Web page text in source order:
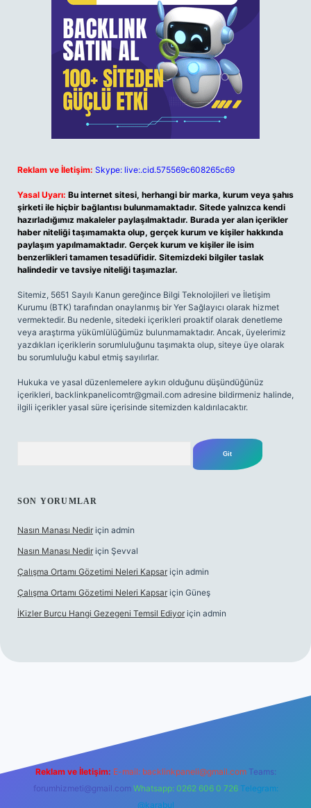
Reklam ve İletişim: Skype: live:.cid.575569c608265c69
Yasal Uyarı: Bu internet sitesi, herhangi bir marka, kurum veya şahıs
şirketi ile hiçbir bağlantısı bulunmamaktadır. Sitede yalnızca kendi
hazırladığımız makaleler paylaşılmaktadır. Burada yer alan içerikler
haber niteliği taşımamakta olup, gerçek kurum ve kişiler hakkında
paylaşım yapılmamaktadır. Gerçek kurum ve kişiler ile isim
benzerlikleri tamamen tesadüfidir. Sitemizdeki bilgiler taslak
halindedir ve tavsiye niteliği taşımazlar.
Sitemiz, 5651 Sayılı Kanun gereğince Bilgi Teknolojileri ve İletişim
Kurumu (BTK) tarafından onaylanmış bir Yer Sağlayıcı olarak hizmet
vermektedir. Bu nedenle, sitedeki içerikleri proaktif olarak denetleme
veya araştırma yükümlülüğümüz bulunmamaktadır. Ancak, üyelerimiz
yazdıkları içeriklerin sorumluluğunu taşımakta olup, siteye üye olarak
bu sorumluluğu kabul etmiş sayılırlar.
Hukuka ve yasal düzenlemelere aykırı olduğunu düşündüğünüz
içerikleri, backlinkpanelicomtr@gmail.com adresine bildirmeniz halinde,
ilgili içerikler yasal süre içerisinde sitemizden kaldırılacaktır.
SON YORUMLAR
Nasın Manası Nedir için admin
Nasın Manası Nedir için Şevval
Çalışma Ortamı Gözetimi Neleri Kapsar için admin
Çalışma Ortamı Gözetimi Neleri Kapsar için Güneş
İKizler Burcu Hangi Gezegeni Temsil Ediyor için admin
Reklam ve İletişim: E-mail: backlinkpaneli@gmail.com Teams:
forumhizmeti@gmail.com Whatsapp: 0262 606 0 726 Telegram:
@karabul